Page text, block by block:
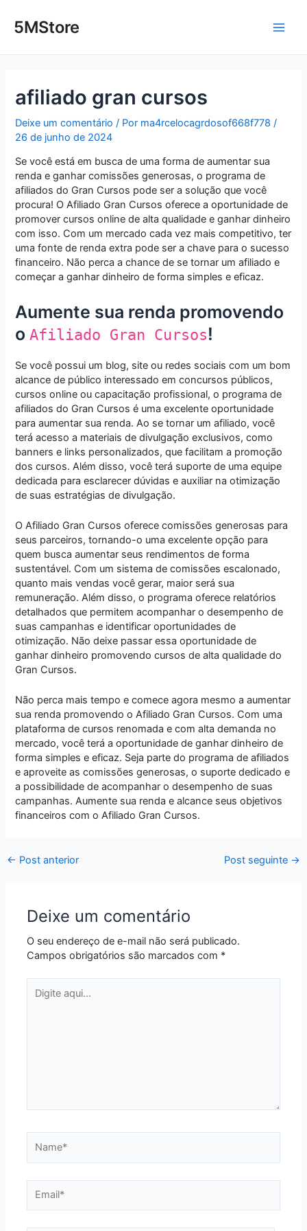
para5MStore
afiliado gran cursos
Deixe um comentário / Por ma4rcelocagrdosof668f778/
26 de junho de 2024
Se você está em busca de uma forma de aumentar sua
renda e ganhar comissões generosas, o programa de
afiliados do Gran Cursos pode ser a solução que você
procura! O Afiliado Gran Cursos oferece a oportunidade de
promover cursos online de alta qualidade e ganhar dinheiro
com isso. Com um mercado cada vez mais competitivo, ter
uma fonte de renda extra pode ser a chave para o sucesso
financeiro. Não perca a chance de se tornar um afiliado e
começar a ganhar dinheiro de forma simples e eficaz.
Aumente sua renda promovendo
oAfiliado Gran Cursos!
Se você possui um blog, site ou redes sociais com um bom
alcance de público interessado em concursos públicos,
cursos online ou capacitação profissional, o programa de
afiliados do Gran Cursos é uma excelente oportunidade
para aumentar sua renda. Ao se tornar um afiliado, você
terá acesso a materiais de divulgação exclusivos, como
banners e links personalizados, que facilitam a promoção
dos cursos. Além disso, você terá suporte de uma equipe
dedicada para esclarecer dúvidas e auxiliar na otimização
de suas estratégias de divulgação.
O Afiliado Gran Cursos oferece comissões generosas para
seus parceiros, tornando-o uma excelente opção para
quem busca aumentar seus rendimentos de forma
sustentável. Com um sistema de comissões escalonado,
quanto mais vendas você gerar, maior será sua
remuneração. Além disso, o programa oferece relatórios
detalhados que permitem acompanhar o desempenho de
suas campanhas e identificar oportunidades de
otimização. Não deixe passar essa oportunidade de
ganhar dinheiro promovendo cursos de alta qualidade do
Gran Cursos.
Não perca mais tempo e comece agora mesmo a aumentar
sua renda promovendo o Afiliado Gran Cursos. Com uma
plataforma de cursos renomada e com alta demanda no
mercado, você terá a oportunidade de ganhar dinheiro de
forma simples e eficaz. Seja parte do programa de afiliados
e aproveite as comissões generosas, o suporte dedicado e
a possibilidade de acompanhar o desempenho de suas
campanhas. Aumente sua renda e alcance seus objetivos
financeiros com o Afiliado Gran Cursos.
navigation
← Post anterior Post seguinte →
Deixe um comentário
O seu endereço de e-mail não será publicado.
Campos obrigatórios são marcados com *
aqui...